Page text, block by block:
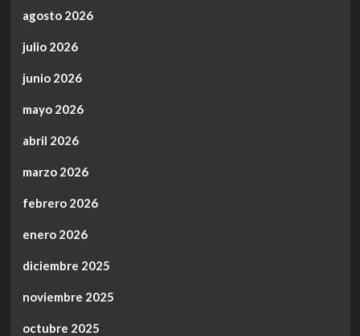
agosto 2026
julio 2026
junio 2026
mayo 2026
abril 2026
marzo 2026
febrero 2026
enero 2026
diciembre 2025
noviembre 2025
octubre 2025